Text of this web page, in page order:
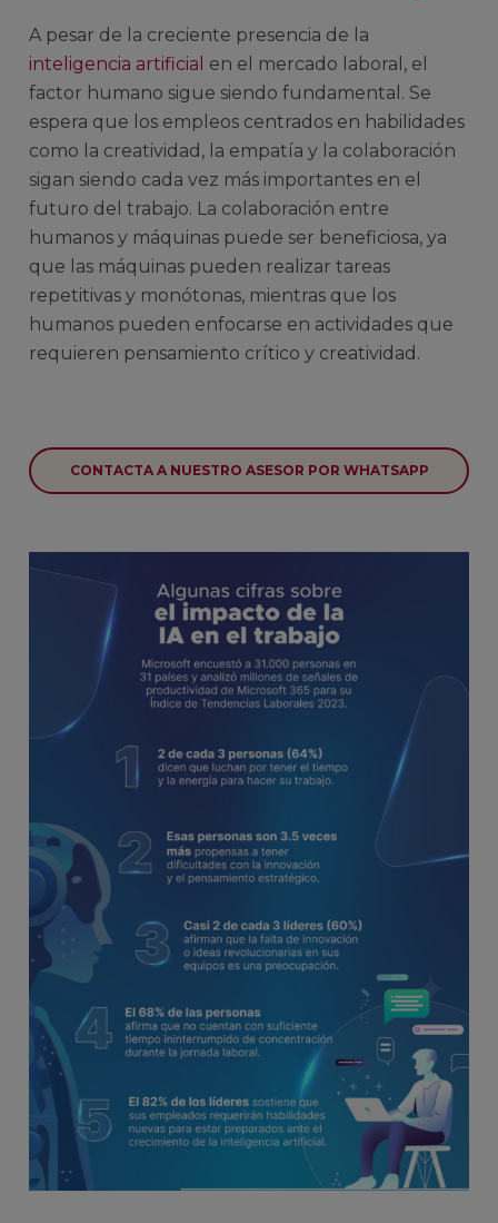
A pesar de la creciente presencia de la
inteligencia artificial en el mercado laboral, el
factor humano sigue siendo fundamental. Se
espera que los empleos centrados en habilidades
como la creatividad, la empatía y la colaboración
sigan siendo cada vez más importantes en el
futuro del trabajo. La colaboración entre
humanos y máquinas puede ser beneficiosa, ya
que las máquinas pueden realizar tareas
repetitivas y monótonas, mientras que los
humanos pueden enfocarse en actividades que
requieren pensamiento crítico y creatividad.
CONTACTA A NUESTRO ASESOR POR WHATSAPP